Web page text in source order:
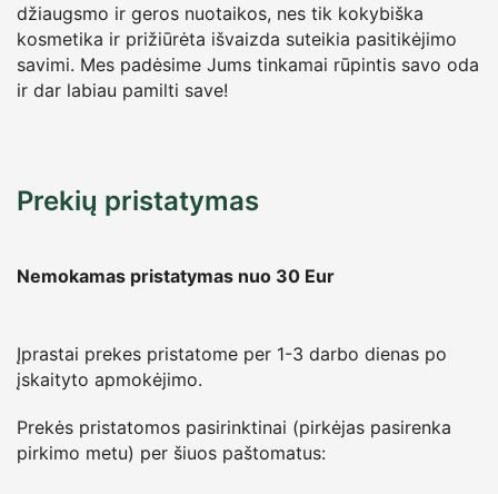
džiaugsmo ir geros nuotaikos, nes tik kokybiška
kosmetika ir prižiūrėta išvaizda suteikia pasitikėjimo
savimi. Mes padėsime Jums tinkamai rūpintis savo oda
ir dar labiau pamilti save!
Prekių pristatymas
Nemokamas pristatymas nuo 30 Eur
Įprastai prekes pristatome per 1-3 darbo dienas po
įskaityto apmokėjimo.
Prekės pristatomos pasirinktinai (pirkėjas pasirenka
pirkimo metu) per šiuos paštomatus: